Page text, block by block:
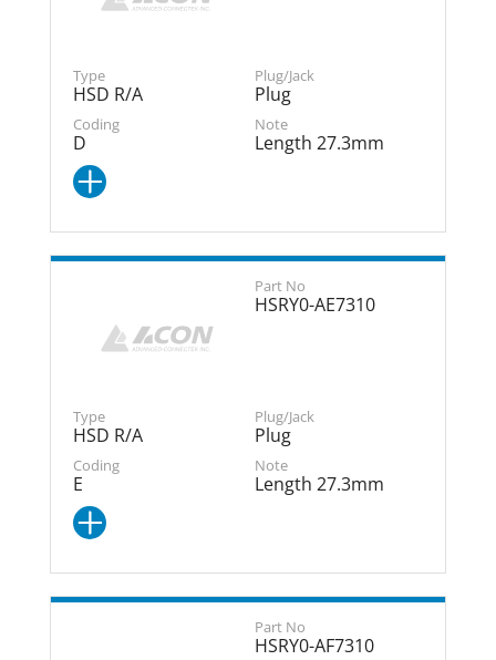
HSD R/A
Plug
D
Length 27.3mm
HSRY0-AE7310
HSD R/A
Plug
E
Length 27.3mm
HSRY0-AF7310